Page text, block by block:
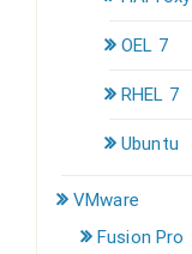
OEL 7
RHEL 7
Ubuntu
VMware
Fusion Pro